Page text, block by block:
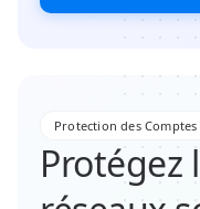
Protection des Comptes
Protégez